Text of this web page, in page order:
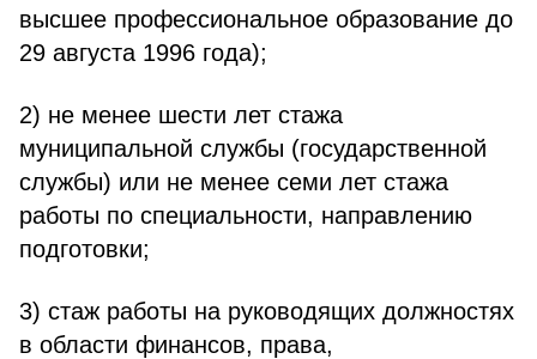
высшее профессиональное образование до
29 августа 1996 года);
2) не менее шести лет стажа
муниципальной службы (государственной
службы) или не менее семи лет стажа
работы по специальности, направлению
подготовки;
3) стаж работы на руководящих должностях
в области финансов, права,